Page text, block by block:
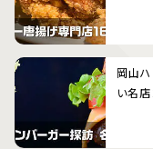
岡山
い名